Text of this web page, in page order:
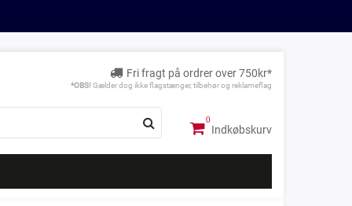
Fri fragt på ordrer over 750kr*
*OBS! Gælder dog ikke flagstænger, tilbehør og reklameflag
Indkøbskurv